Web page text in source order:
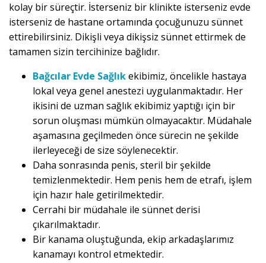
kolay bir süreçtir. İsterseniz bir klinikte isterseniz evde
isterseniz de hastane ortamında çocuğunuzu sünnet
ettirebilirsiniz. Dikişli veya dikişsiz sünnet ettirmek de
tamamen sizin tercihinize bağlıdır.
Bağcılar Evde Sağlıkekibimiz, öncelikle hastaya
lokal veya genel anestezi uygulanmaktadır. Her
ikisini de uzman sağlık ekibimiz yaptığı için bir
sorun oluşması mümkün olmayacaktır. Müdahale
aşamasına geçilmeden önce sürecin ne şekilde
ilerleyeceği de size söylenecektir.
Daha sonrasında penis, steril bir şekilde
temizlenmektedir. Hem penis hem de etrafı, işlem
için hazır hale getirilmektedir.
Cerrahi bir müdahale ile sünnet derisi
çıkarılmaktadır.
Bir kanama oluştuğunda, ekip arkadaşlarımız
kanamayı kontrol etmektedir.